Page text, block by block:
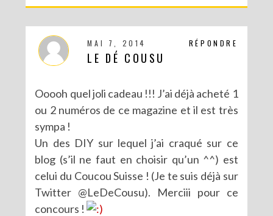
CONCOURS : UN KIT DIY LOVE BIRDS À GAGNER POUR LA SAINT VALENTIN
RÉPONDRE
MAI 7, 2014
LE DÉ COUSU
Ooooh quel joli cadeau !!! J’ai déjà acheté 1
ou 2 numéros de ce magazine et il est très
sympa !
Un des DIY sur lequel j’ai craqué sur ce
blog (s’il ne faut en choisir qu’un ^^) est
celui du Coucou Suisse ! (Je te suis déjà sur
Twitter @LeDeCousu). Merciii pour ce
concours !